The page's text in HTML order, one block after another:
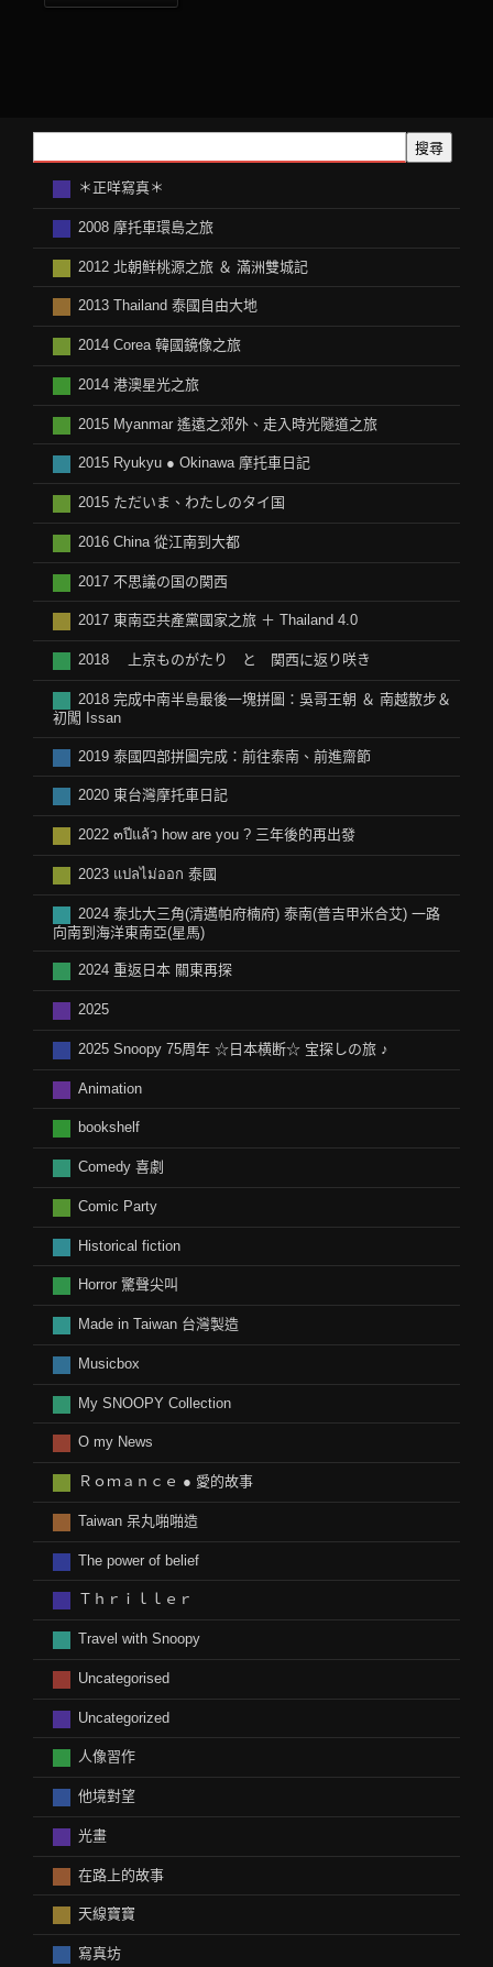
搜尋
＊正咩寫真＊
2008 摩托車環島之旅
2012 北朝鲜桃源之旅 ＆ 滿洲雙城記
2013 Thailand 泰國自由大地
2014 Corea 韓國鏡像之旅
2014 港澳星光之旅
2015 Myanmar 遙遠之郊外、走入時光隧道之旅
2015 Ryukyu ● Okinawa 摩托車日記
2015 ただいま、わたしのタイ国
2016 China 從江南到大都
2017 不思議の国の関西
2017 東南亞共產黨國家之旅 ＋ Thailand 4.0
2018 上京ものがたり と 関西に返り咲き
2018 完成中南半島最後一塊拼圖：吳哥王朝 ＆ 南越散步＆
初闖 Issan
2019 泰國四部拼圖完成：前往泰南、前進齋節
2020 東台灣摩托車日記
2022 ๓ปีแล้ว how are you ? 三年後的再出發
2023 แปลไม่ออก 泰國
2024 泰北大三角(清邁帕府楠府) 泰南(普吉甲米合艾) 一路
向南到海洋東南亞(星馬)
2024 重返日本 關東再探
2025
2025 Snoopy 75周年 ☆日本横断☆ 宝探しの旅 ♪
Animation
bookshelf
Comedy 喜劇
Comic Party
Historical fiction
Horror 驚聲尖叫
Made in Taiwan 台灣製造
Musicbox
My SNOOPY Collection
O my News
Ｒｏｍａｎｃｅ ● 愛的故事
Taiwan 呆丸啪啪造
The power of belief
Ｔｈｒｉｌｌｅｒ
Travel with Snoopy
Uncategorised
Uncategorized
人像習作
他境對望
光畫
在路上的故事
天線寶寶
寫真坊